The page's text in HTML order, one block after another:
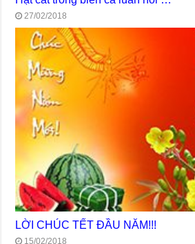
27/02/2018
LỜI CHÚC TẾT ĐẦU NĂM!!!
15/02/2018